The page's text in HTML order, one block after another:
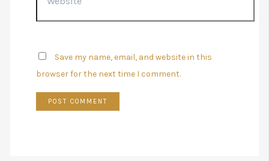
Save my name, email, and website in this
browser for the next time I comment.